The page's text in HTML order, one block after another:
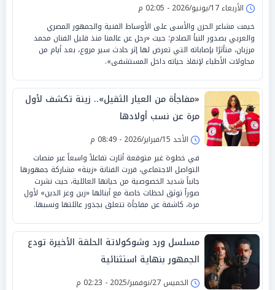
الأربعاء 17/يونيو/2026 - 02:05 م
خيمت مشاعر الحزن والأسى على الأوساط الفنية والجمهور المصري
والعربي بصدور النبأ الصادم؛ حيث «رحل عن عالمنا منذ قليل الفنان محمد
مرزبان، متأثرًا بإصاباته التي تعرض لها إثر حادث سير مروع، بعد أيام من
محاولات الأطباء لإنقاذ حياته داخل المستشفى».
«مفاجأة من العيار الثقيل».. زينة تكشف لأول
مرة عن نسب أولادها
الأحد 15/فبراير/2026 - 08:49 م
في خطوة غير متوقعة أثارت تفاعلاً واسعاً عبر منصات
التواصل الاجتماعي، قررت الفنانة «زينة» مشاركة جمهورها
جانباً شديد الخصوصية من حياتها العائلية، حيث نشرت
صوراً توثق لحظات خاصة مع أبنائها «زين وعز الدين» لأول
مرة، كاشفة عن مفاجأة تتعلق بجذور عائلتها ونسبها.
مسلسل ورد وشوكولاتة الحلقة الأخيرة تودع
الجمهور بنهاية استثنائية
الخميس 27/نوفمبر/2025 - 02:23 م